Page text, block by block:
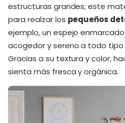
estructuras grandes; este
para realzar los pequeños
ejemplo, un espejo
acogedor y sereno a todo
Gracias a su textura y color,
sienta más fresca y orgánica.